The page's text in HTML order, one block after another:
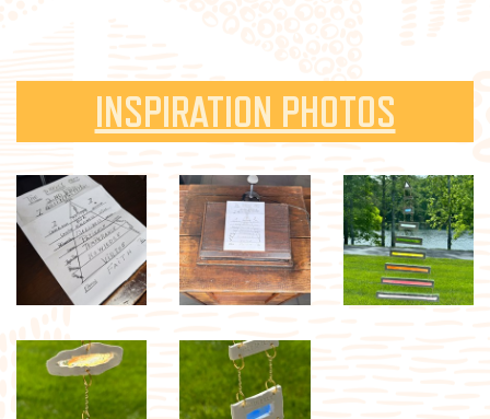
INSPIRATION PHOTOS